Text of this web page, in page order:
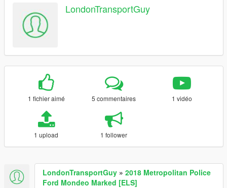
LondonTransportGuy
1 fichier aimé 5 commentaires 1 vidéo
1 upload 1 follower
LondonTransportGuy » 2018 Metropolitan Police
Ford Mondeo Marked [ELS]